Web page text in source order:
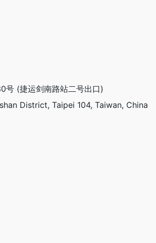
号 (捷运剑南路站二号出口)
District, Taipei 104, Taiwan, China